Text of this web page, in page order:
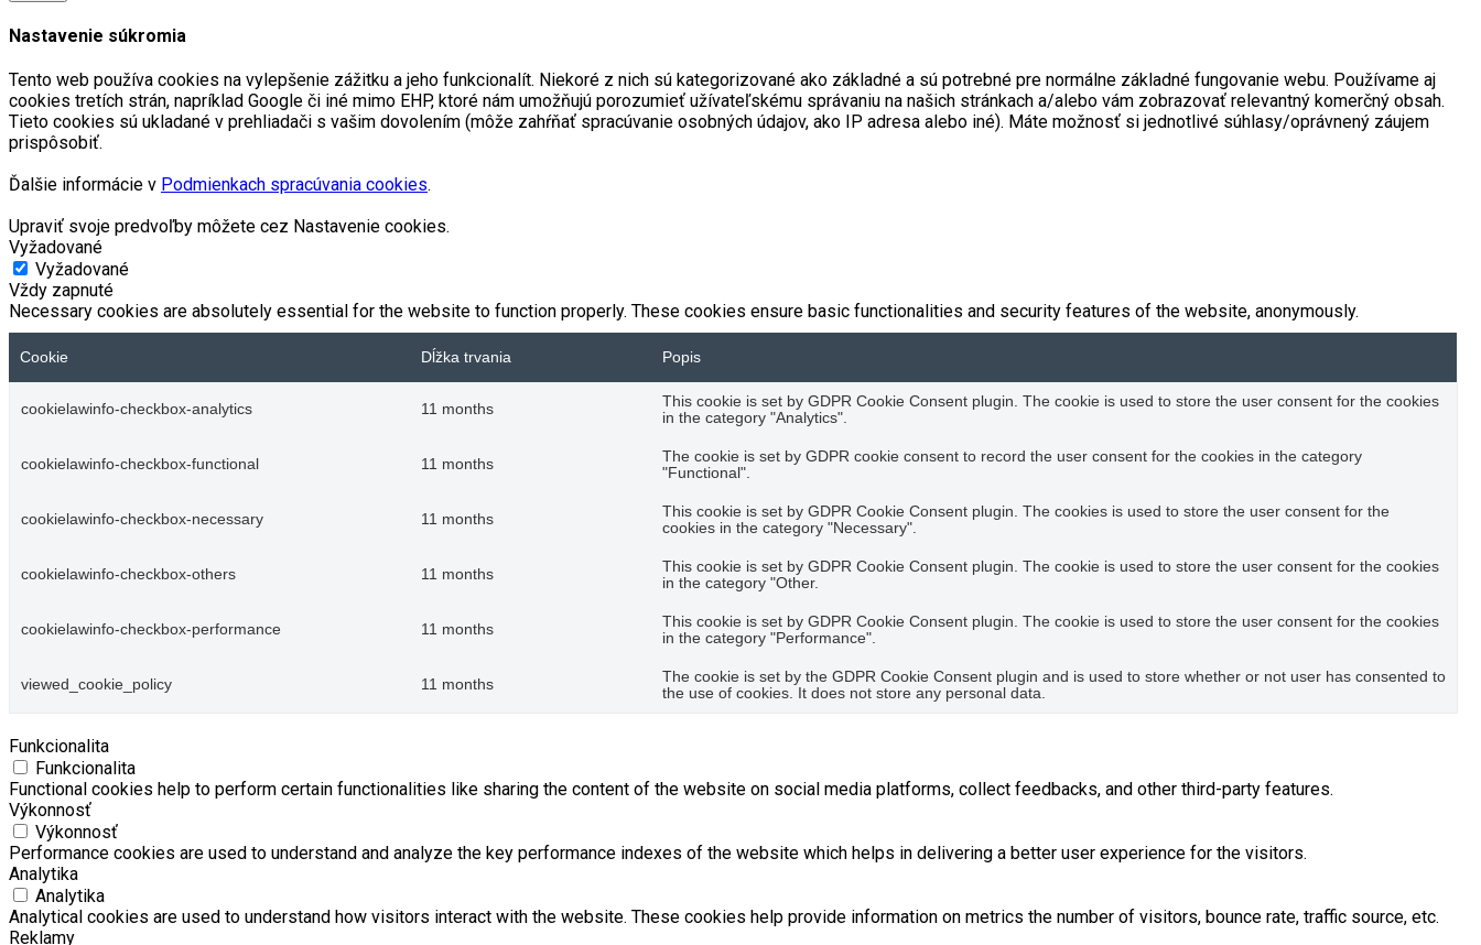
Nastavenie súkromia
Tento web používa cookies na vylepšenie zážitku a jeho funkcionalít. Niekoré z nich sú kategorizované ako základné a sú potrebné pre normálne základné fungovanie webu. Používame aj
cookies tretích strán, napríklad Google či iné mimo EHP, ktoré nám umožňujú porozumieť užívateľskému správaniu na našich stránkach a/alebo vám zobrazovať relevantný komerčný obsah.
Tieto cookies sú ukladané v prehliadači s vašim dovolením (môže zahŕňať spracúvanie osobných údajov, ako IP adresa alebo iné). Máte možnosť si jednotlivé súhlasy/oprávnený záujem
prispôsobiť.
Ďalšie informácie v Podmienkach spracúvania cookies.
Upraviť svoje predvoľby môžete cez Nastavenie cookies.
Vyžadované
Vyžadované
Vždy zapnuté
Necessary cookies are absolutely essential for the website to function properly. These cookies ensure basic functionalities and security features of the website, anonymously.
Cookie Dĺžka trvania Popis
cookielawinfo-checkbox-analytics 11 months
This cookie is set by GDPR Cookie Consent plugin. The cookie is used to store the user consent for the cookies
in the category "Analytics".
cookielawinfo-checkbox-functional 11 months
The cookie is set by GDPR cookie consent to record the user consent for the cookies in the category
"Functional".
cookielawinfo-checkbox-necessary 11 months
This cookie is set by GDPR Cookie Consent plugin. The cookies is used to store the user consent for the
cookies in the category "Necessary".
cookielawinfo-checkbox-others 11 months
This cookie is set by GDPR Cookie Consent plugin. The cookie is used to store the user consent for the cookies
in the category "Other.
cookielawinfo-checkbox-performance 11 months
This cookie is set by GDPR Cookie Consent plugin. The cookie is used to store the user consent for the cookies
in the category "Performance".
viewed_cookie_policy 11 months
The cookie is set by the GDPR Cookie Consent plugin and is used to store whether or not user has consented to
the use of cookies. It does not store any personal data.
Funkcionalita
Funkcionalita
Functional cookies help to perform certain functionalities like sharing the content of the website on social media platforms, collect feedbacks, and other third-party features.
Výkonnosť
Výkonnosť
Performance cookies are used to understand and analyze the key performance indexes of the website which helps in delivering a better user experience for the visitors.
Analytika
Analytika
Analytical cookies are used to understand how visitors interact with the website. These cookies help provide information on metrics the number of visitors, bounce rate, traffic source, etc.
Reklamy